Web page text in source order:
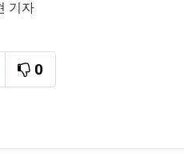
기자
0
비추천